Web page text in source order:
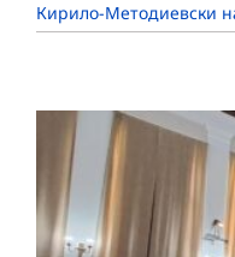
Кирило-Методиевски